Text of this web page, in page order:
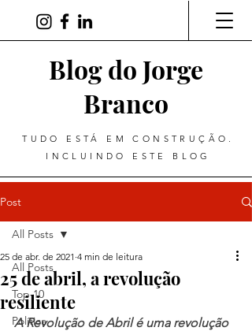
Blog do Jorge
Branco
TUDO ESTÁ EM CONSTRUÇÃO.
INCLUINDO ESTE BLOG
Post
All Posts
Top 10
Política
All Posts
25 de abril, a revolução
resiliente
25 de abr. de 2021 4 min de leitura
A Revolução de Abril é uma revolução